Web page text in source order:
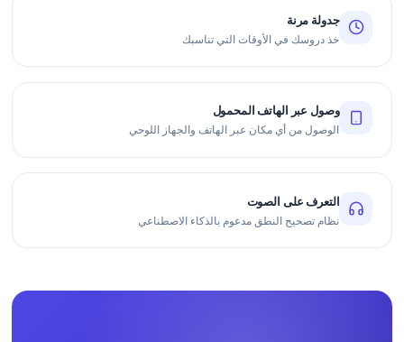
جدولة مرنة
خذ دروسك في الأوقات التي تناسبك
وصول عبر الهاتف المحمول
الوصول من أي مكان عبر الهاتف والجهاز اللوحي
التعرف على الصوت
نظام تصحيح النطق مدعوم بالذكاء الاصطناعي